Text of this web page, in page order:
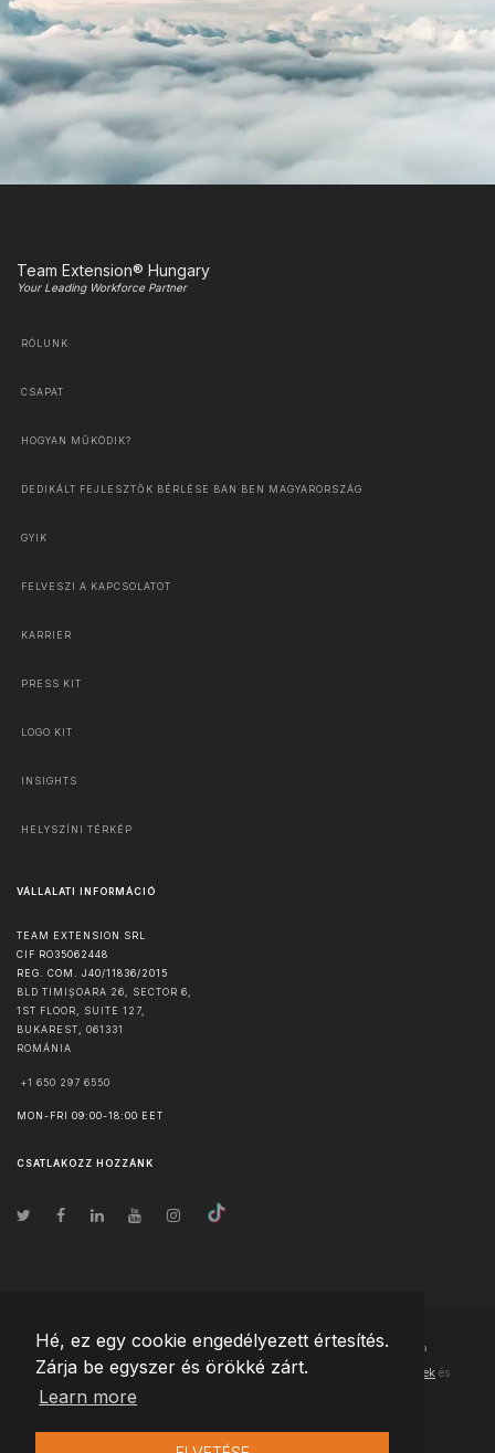
Hé, ez egy cookie engedélyezett értesítés.
Zárja be egyszer és örökké zárt.
Learn more
Team Extension® Hungary
Your Leading Workforce Partner
RÓLUNK
CSAPAT
HOGYAN MŰKÖDIK?
DEDIKÁLT FEJLESZTŐK BÉRLÉSE BAN BEN MAGYARORSZÁG
GYIK
FELVESZI A KAPCSOLATOT
KARRIER
PRESS KIT
LOGO KIT
INSIGHTS
HELYSZÍNI TÉRKÉP
VÁLLALATI INFORMÁCIÓ
TEAM EXTENSION SRL
CIF RO35062448
REG. COM. J40/11836/2015
BLD TIMIȘOARA 26, SECTOR 6,
1ST FLOOR, SUITE 127,
BUKAREST
061331
ROMÁNIA
+1 650 297 6550
MON-FRI 09:00-18:00 EET
CSATLAKOZZ HOZZÁNK
© Szerzői jog2026 Team Extension Hungary- Minden jog fenntartva
Changelog ● Ezen webhely használatával elfogadja Használati feltételek és